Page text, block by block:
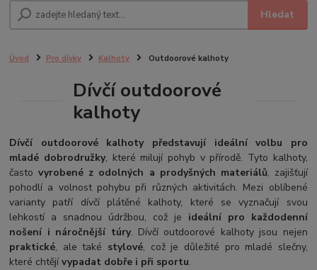
Hledat
Úvod Pro dívky Kalhoty Outdoorové kalhoty
Dívčí outdoorové
kalhoty
Dívčí outdoorové kalhoty představují ideální volbu pro
mladé dobrodružky, které milují pohyb v přírodě. Tyto kalhoty,
častovyrobené z odolných a prodyšných materiálů, zajišťují
pohodlí a volnost pohybu při různých aktivitách. Mezi oblíbené
varianty patří dívčí plátěné kalhoty, které se vyznačují svou
lehkostí a snadnou údržbou, což je ideální pro každodenní
nošení i náročnější túry. Dívčí outdoorové kalhoty jsou nejen
praktické, ale také stylové, což je důležité pro mladé slečny,
které chtějívypadat dobře i při sportu.